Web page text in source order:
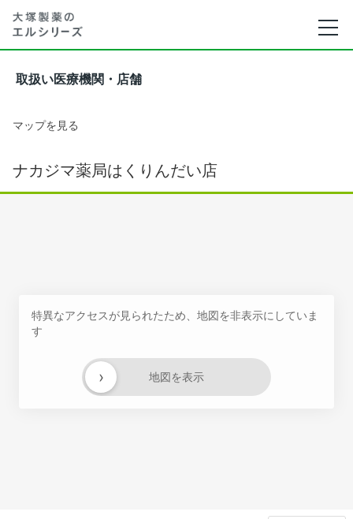
取扱い医療機関・店舗
マップを見る
ナカジマ薬局はくりんだい店
特異なアクセスが見られたため、地図を非表示にしていま
す
地図を表示
›